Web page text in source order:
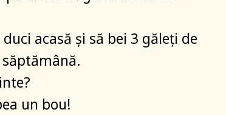
acasă și să bei 3 găleți de
un bou!